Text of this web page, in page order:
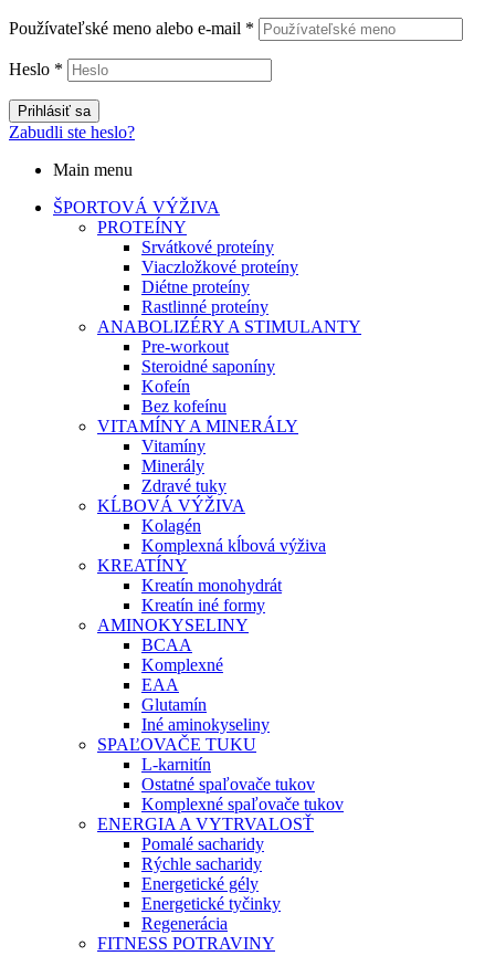
Používateľské meno alebo e-mail *
Heslo *
Prihlásiť sa
Zabudli ste heslo?
Main menu
ŠPORTOVÁ VÝŽIVA
PROTEÍNY
Srvátkové proteíny
Viaczložkové proteíny
Diétne proteíny
Rastlinné proteíny
ANABOLIZÉRY A STIMULANTY
Pre-workout
Steroidné saponíny
Kofeín
Bez kofeínu
VITAMÍNY A MINERÁLY
Vitamíny
Minerály
Zdravé tuky
KĹBOVÁ VÝŽIVA
Kolagén
Komplexná kĺbová výživa
KREATÍNY
Kreatín monohydrát
Kreatín iné formy
AMINOKYSELINY
BCAA
Komplexné
EAA
Glutamín
Iné aminokyseliny
SPAĽOVAČE TUKU
L-karnitín
Ostatné spaľovače tukov
Komplexné spaľovače tukov
ENERGIA A VYTRVALOSŤ
Pomalé sacharidy
Rýchle sacharidy
Energetické gély
Energetické tyčinky
Regenerácia
FITNESS POTRAVINY